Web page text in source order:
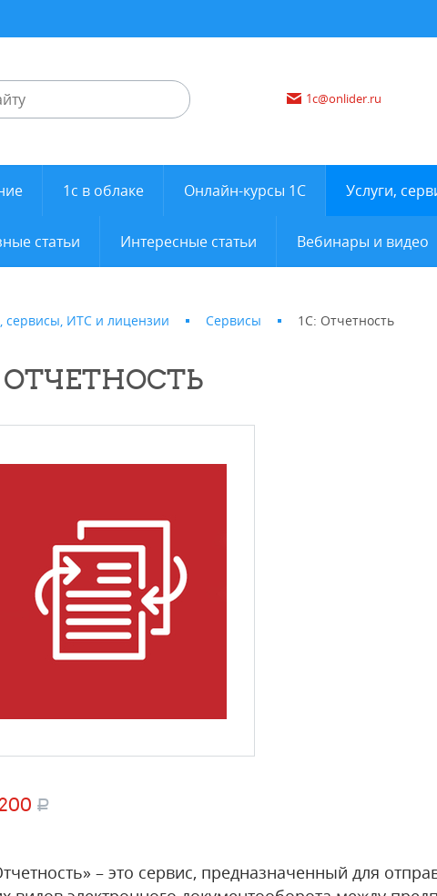
1c@onlider.ru
1с в облаке Онлайн-курсы 1С Услуги,
статьи Интересные статьи Вебинары и видео
сервисы, ИТС и лицензии Сервисы 1С: Отчетность
ОТЧЕТНОСТЬ
a
– это сервис, предназначенный для